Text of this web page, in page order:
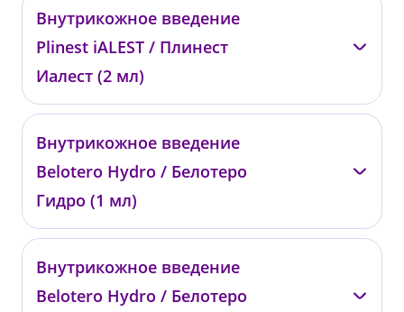
01984
от 19 000 ₽
Внутрикожное введение
Plinest iALEST / Плинест
Иалест (2 мл)
01985
от 18 000 ₽
Внутрикожное введение
Belotero Hydro / Белотеро
Гидро (1 мл)
0180
от 14 200 ₽
Внутрикожное введение
Belotero Hydro / Белотеро